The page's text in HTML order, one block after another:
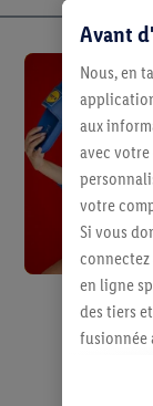
Avant
Nous, en
aux
avec
votre
Si vous
en ligne
des tiers
fusionnée
vous